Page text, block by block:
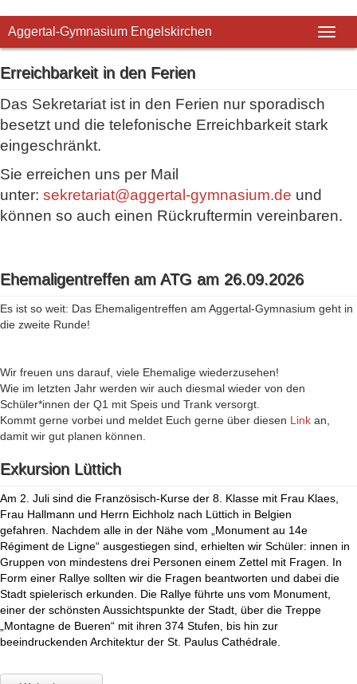
Aggertal-Gymnasium Engelskirchen
Erreichbarkeit in den Ferien
Das Sekretariat ist in den Ferien nur sporadisch
besetzt und die telefonische Erreichbarkeit stark
eingeschränkt.
Sie erreichen uns per Mail
unter: sekretariat@aggertal-gymnasium.de und
können so auch einen Rückruftermin vereinbaren.
Ehemaligentreffen am ATG am 26.09.2026
Es ist so weit: Das Ehemaligentreffen am Aggertal-Gymnasium geht in
die zweite Runde!
Wir freuen uns darauf, viele Ehemalige wiederzusehen!
Wie im letzten Jahr werden wir auch diesmal wieder von den
Schüler*innen der Q1 mit Speis und Trank versorgt.
Kommt gerne vorbei und meldet Euch gerne über diesen Link an,
damit wir gut planen können.
Exkursion Lüttich
Am 2. Juli sind die Französisch-Kurse der 8. Klasse mit Frau Klaes,
Frau Hallmann und Herrn Eichholz nach Lüttich in Belgien
gefahren. Nachdem alle in der Nähe vom „Monument au 14e
Régiment de Ligne“ ausgestiegen sind, erhielten wir Schüler: innen in
Gruppen von mindestens drei Personen einem Zettel mit Fragen. In
Form einer Rallye sollten wir die Fragen beantworten und dabei die
Stadt spielerisch erkunden. Die Rallye führte uns vom Monument,
einer der schönsten Aussichtspunkte der Stadt, über die Treppe
„Montagne de Bueren“ mit ihren 374 Stufen, bis hin zur
beeindruckenden Architektur der St. Paulus Cathédrale.